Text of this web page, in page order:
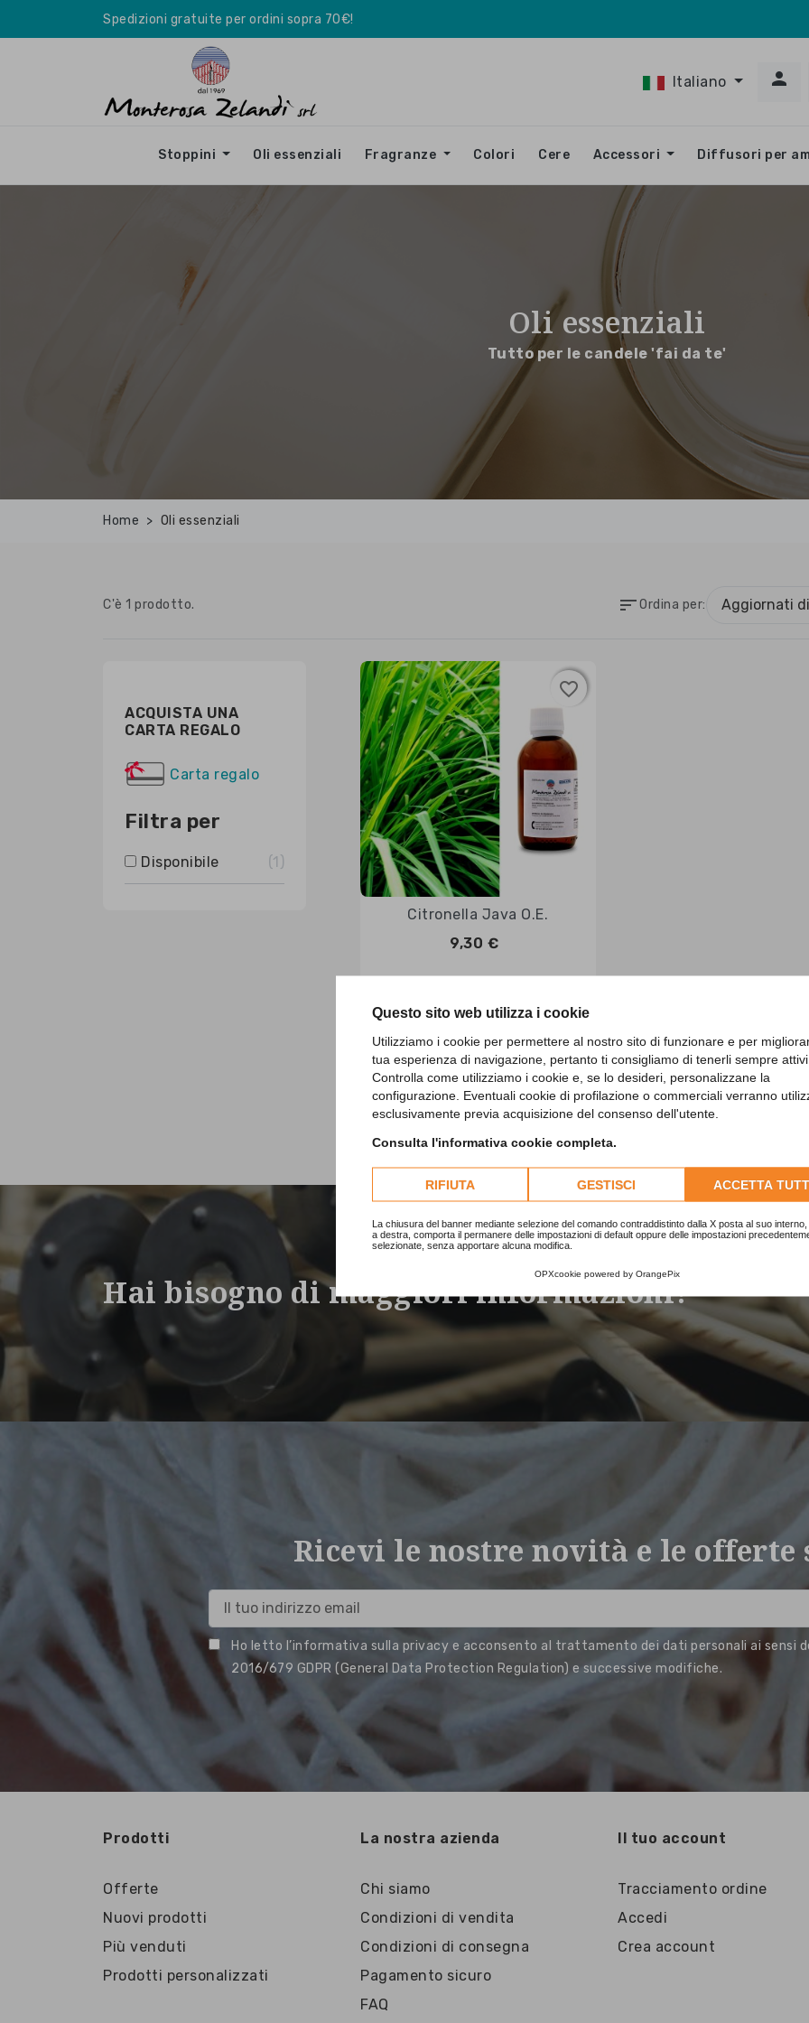
Questo sito web utilizza i cookie
Utilizziamo i cookie per permettere al nostro sito di funzionare e per
tua esperienza di navigazione, pertanto ti consigliamo di tenerli sempre attivi.
Controlla come utilizziamo i cookie e, se lo desideri, personalizzane la
configurazione. Eventuali cookie di profilazione o commerciali verranno
esclusivamente previa acquisizione del consenso dell'utente.
Consulta l'informativa cookie completa.
RIFIUTA GESTISCI ACCETTA
La chiusura del banner mediante selezione del comando contraddistinto dalla X posta al suo interno,
a destra, comporta il permanere delle impostazioni di default oppure delle impostazioni
selezionate, senza apportare alcuna modifica.
OPXcookie powered by OrangePix
Spedizioni gratuite per ordini sopra 70€!
Italiano 
Stoppini Oli essenziali Fragranze Colori Cere Accessori Diffusori per
Oli essenziali
Tutto per le candele 'fai da te'
Home Oli essenziali
C'è 1 prodotto. sortOrdina per: Aggiornati
ACQUISTA UNA
CARTA REGALO
Carta regalo
Filtra per
Disponibile 1
favorite_border
favorite_border
 Anteprima
Citronella Java O.E.
9,30 €
Visualizzati 1-1 su 1 articoli
Hai bisogno di maggiori informazioni?
Ricevi le nostre novità e le offerte
Ho letto l’informativa sulla privacy e acconsento al trattamento dei dati personali ai sensi
2016/679 GDPR (General Data Protection Regulation) e successive modifiche.
Prodotti
Offerte
Nuovi prodotti
Più venduti
Prodotti personalizzati
La nostra azienda
Chi siamo
Condizioni di vendita
Condizioni di consegna
Pagamento sicuro
FAQ
Il tuo account
Tracciamento ordine
Accedi
Crea account